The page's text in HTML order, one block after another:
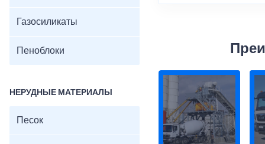
Газосиликаты
Пеноблоки
НЕРУДНЫЕ МАТЕРИАЛЫ
Песок